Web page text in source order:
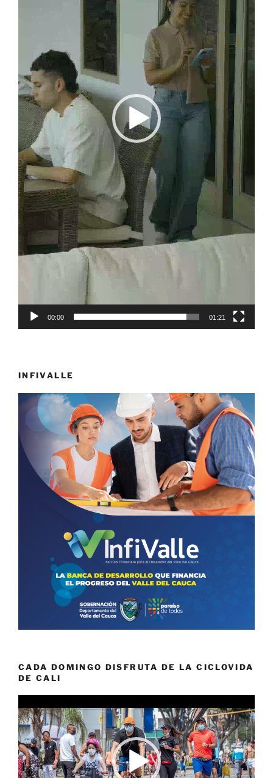
00:00 01:21
INFIVALLE
CADA DOMINGO DISFRUTA DE LA CICLOVIDA
DE CALI
de
vídeo